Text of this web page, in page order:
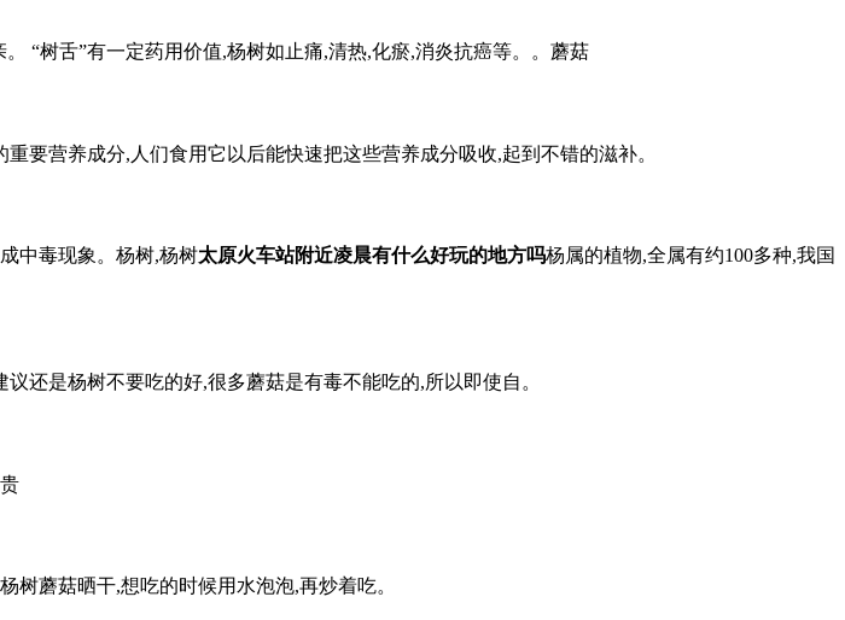
“树舌”有一定药用价值,杨树如止痛,清热,化瘀,消炎抗癌等。。蘑菇
要营养成分,人们食用它以后能快速把这些营养成分吸收,起到不错的滋补。
中毒现象。杨树,杨树太原火车站附近凌晨有什么好玩的地方吗杨属的植物,全属有约100多种,我国
还是杨树不要吃的好,很多蘑菇是有毒不能吃的,所以即使自。
蘑菇晒干,想吃的时候用水泡泡,再炒着吃。